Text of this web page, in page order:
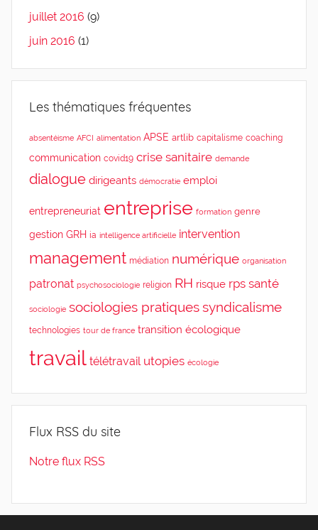
juillet 2016 (9)
juin 2016 (1)
Les thématiques fréquentes
absentéisme AFCI alimentation APSE artlib capitalisme coaching
communication covid19 crise sanitaire demande
dialogue dirigeants démocratie emploi
entrepreneuriat entreprise formation genre
gestion GRH ia intelligence artificielle intervention
management médiation numérique organisation
patronat psychosociologie religion RH risque rps santé
sociologie sociologies pratiquessyndicalisme
technologies tour de france transition écologique
travail télétravail utopies écologie
Flux RSS du site
Notre flux RSS